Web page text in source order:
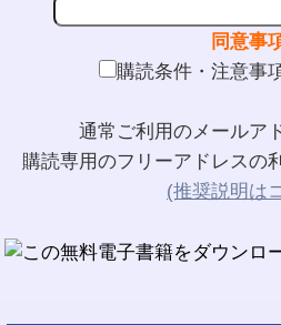
同意事
購読条件・注意事
通常ご利用のメールア
購読専用のフリーアドレスの
(推奨説明は